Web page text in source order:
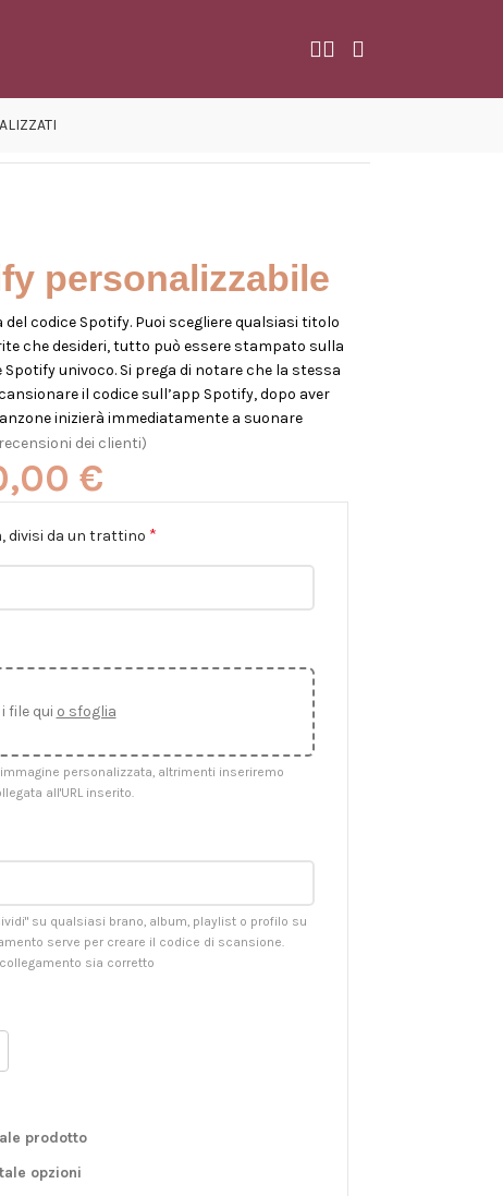
personalizzabile
codice Spotify. Puoi scegliere qualsiasi titolo
che desideri, tutto può essere stampato sulla
univoco. Si prega di notare che la stessa
il codice sull’app Spotify, dopo aver
inizierà immediatamente a suonare
recensioni dei clienti)
€
divisi da un trattino *
file qui o sfoglia
personalizzata, altrimenti inseriremo
all'URL inserito.
su qualsiasi brano, album, playlist o profilo su
serve per creare il codice di scansione.
sia corretto
prodotto
opzioni